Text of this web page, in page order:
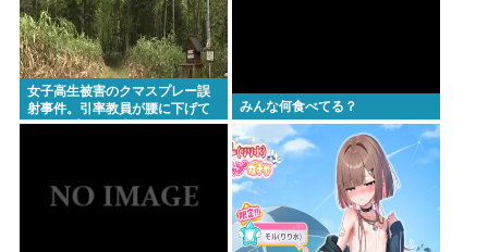
女子高生被害のクマスプレー誤
射事件。引率教員が腰に下げて
いたスプレーが木枝に引っ掛か
みんな何食べてる？